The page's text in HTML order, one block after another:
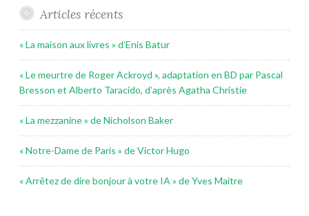
Articles récents
« La maison aux livres » d’Enis Batur
« Le meurtre de Roger Ackroyd », adaptation en BD par Pascal
Bresson et Alberto Taracido, d’après Agatha Christie
« La mezzanine » de Nicholson Baker
« Notre-Dame de Paris » de Victor Hugo
« Arrêtez de dire bonjour à votre IA » de Yves Maitre